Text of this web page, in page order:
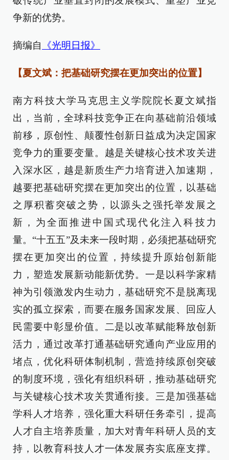
争新的优势。
摘编自 《光明日报》
【夏文斌：把基础研究摆在更加突出的位置】
南方科技大学马克思主义学院院长夏文斌指
出，当前，全球科技竞争正在向基础前沿领域
前移，原创性、颠覆性创新日益成为决定国家
竞争力的重要变量。越是关键核心技术攻关进
入深水区，越是新质生产力培育进入加速期，
越要把基础研究摆在更加突出的位置，以基础
之厚积蓄突破之势，以源头之强托举发展之
新，为全面推进中国式现代化注入科技力
量。“十五五”及未来一段时期，必须把基础研究
摆在更加突出的位置，持续提升原始创新能
力，塑造发展新动能新优势。一是以科学家精
神为引领激发内生动力，基础研究不是脱离现
实的孤立探索，而要在服务国家发展、回应人
民需要中彰显价值。二是以改革赋能释放创新
活力，通过改革打通基础研究通向产业应用的
堵点，优化科研体制机制，营造持续原创突破
的制度环境，强化有组织科研，推动基础研究
与关键核心技术攻关贯通衔接。三是加强基础
学科人才培养，强化重大科研任务牵引，提高
人才自主培养质量，加大对青年科研人员的支
持，以教育科技人才一体发展夯实底座支撑。